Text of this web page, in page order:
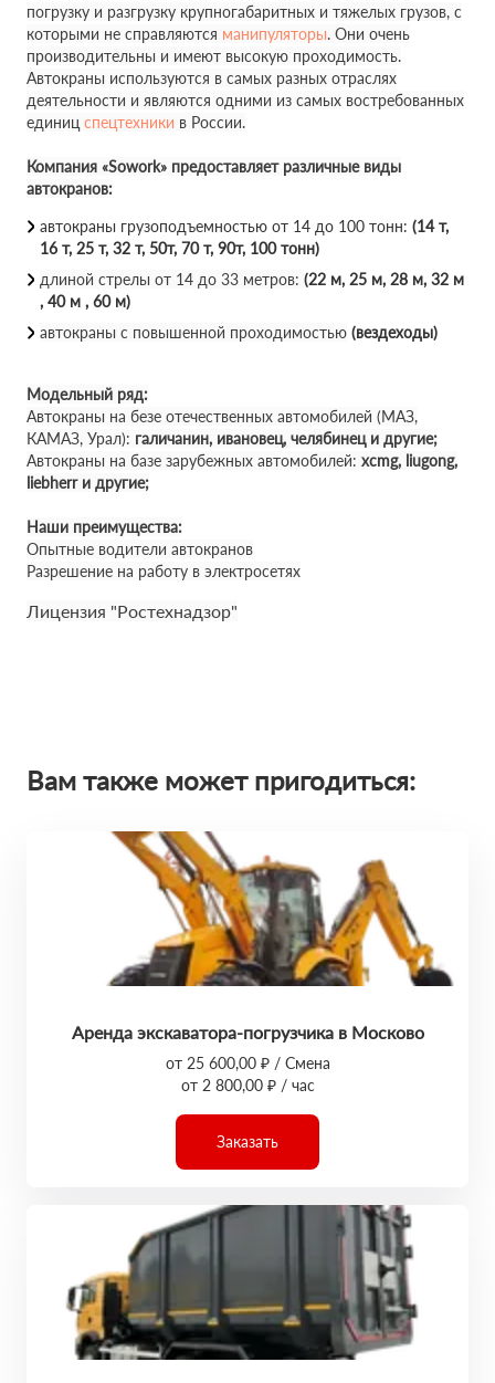
погрузку и разгрузку крупногабаритных и тяжелых грузов, с
которыми не справляются манипуляторы. Они очень
производительны и имеют высокую проходимость.
Автокраны используются в самых разных отраслях
деятельности и являются одними из самых востребованных
единиц спецтехники в России.
Компания «Sowork» предоставляет различные виды
автокранов:
автокраны грузоподъемностью от 14 до 100 тонн: (14 т,
16 т, 25 т, 32 т, 50т, 70 т, 90т, 100 тонн)
длиной стрелы от 14 до 33 метров: (22 м, 25 м, 28 м, 32 м
, 40 м , 60 м)
автокраны с повышенной проходимостью (вездеходы)
Модельный ряд:
Автокраны на безе отечественных автомобилей (МАЗ,
КАМАЗ, Урал): галичанин, ивановец, челябинец и другие;
Автокраны на базе зарубежных автомобилей: xcmg, liugong,
liebherr и другие;
Наши преимущества:
Опытные водители автокранов
Разрешение на работу в электросетях
Лицензия "Ростехнадзор"
Вам также может пригодиться:
Аренда экскаватора-погрузчика в Москово
от 25 600,00 ₽ / Смена
от 2 800,00 ₽ / час
Заказать